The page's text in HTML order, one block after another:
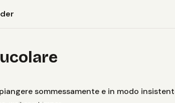
sommessamente e in modo